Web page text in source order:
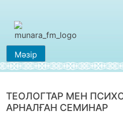
Мәзір
ТЕОЛОГТАР МЕН
АРНАЛҒАН СЕМИНАР